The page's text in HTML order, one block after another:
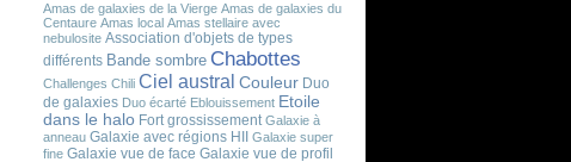
Amas de galaxies de la Vierge Amas de galaxies du
Centaure Amas local Amas stellaire avec
nebulosite Association d'objets de types
différents Bande sombre Chabottes
Challenges Chili Ciel austral Couleur Duo
de galaxies Duo écarté Eblouissement Etoile
dans le halo Fort grossissement Galaxie à
anneau Galaxie avec régions HII
Galaxie super
fine Galaxie vue de face Galaxie vue de profil